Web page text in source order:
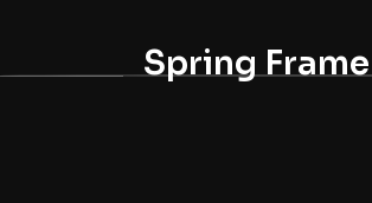
Spring Frame